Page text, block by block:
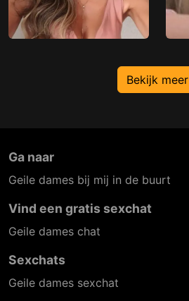
Bekijk meer
Ga naar
Geile dames bij mij in de buurt
Vind een gratis sexchat
Geile dames chat
Sexchats
Geile dames sexchat